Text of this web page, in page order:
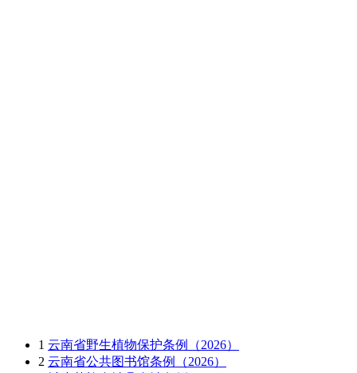
1 云南省野生植物保护条例（2026）
2 云南省公共图书馆条例（2026）